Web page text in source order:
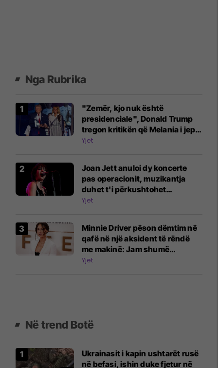
Nga Rubrika
"Zemër, kjo nuk është
presidenciale", Donald Trump
tregon kritikën që Melania i jep
për atë që ajo s'e pëlqen te ai
Yjet
Joan Jett anuloi dy koncerte
pas operacionit, muzikantja
duhet t'i përkushtohet
fizioterapisë
Yjet
Minnie Driver pëson dëmtim në
qafë në një aksident të rëndë
me makinë: Jam shumë
mirënjohëse që jam gjallë
Yjet
Në trend Botë
Ukrainasit i kapin ushtarët rusë
në befasi, ishin duke fjetur në